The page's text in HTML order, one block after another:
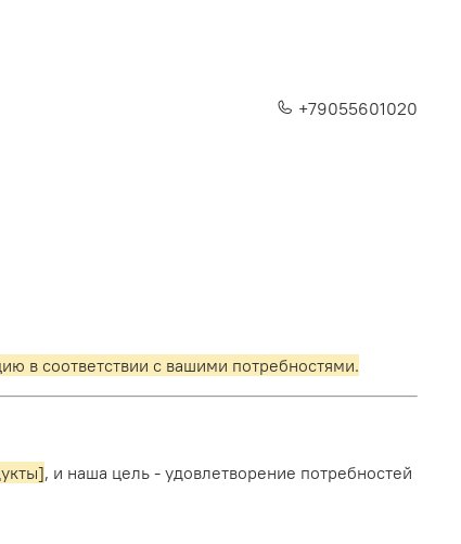
+79055601020
в соответствии с вашими потребностями.
, и наша цель - удовлетворение потребностей